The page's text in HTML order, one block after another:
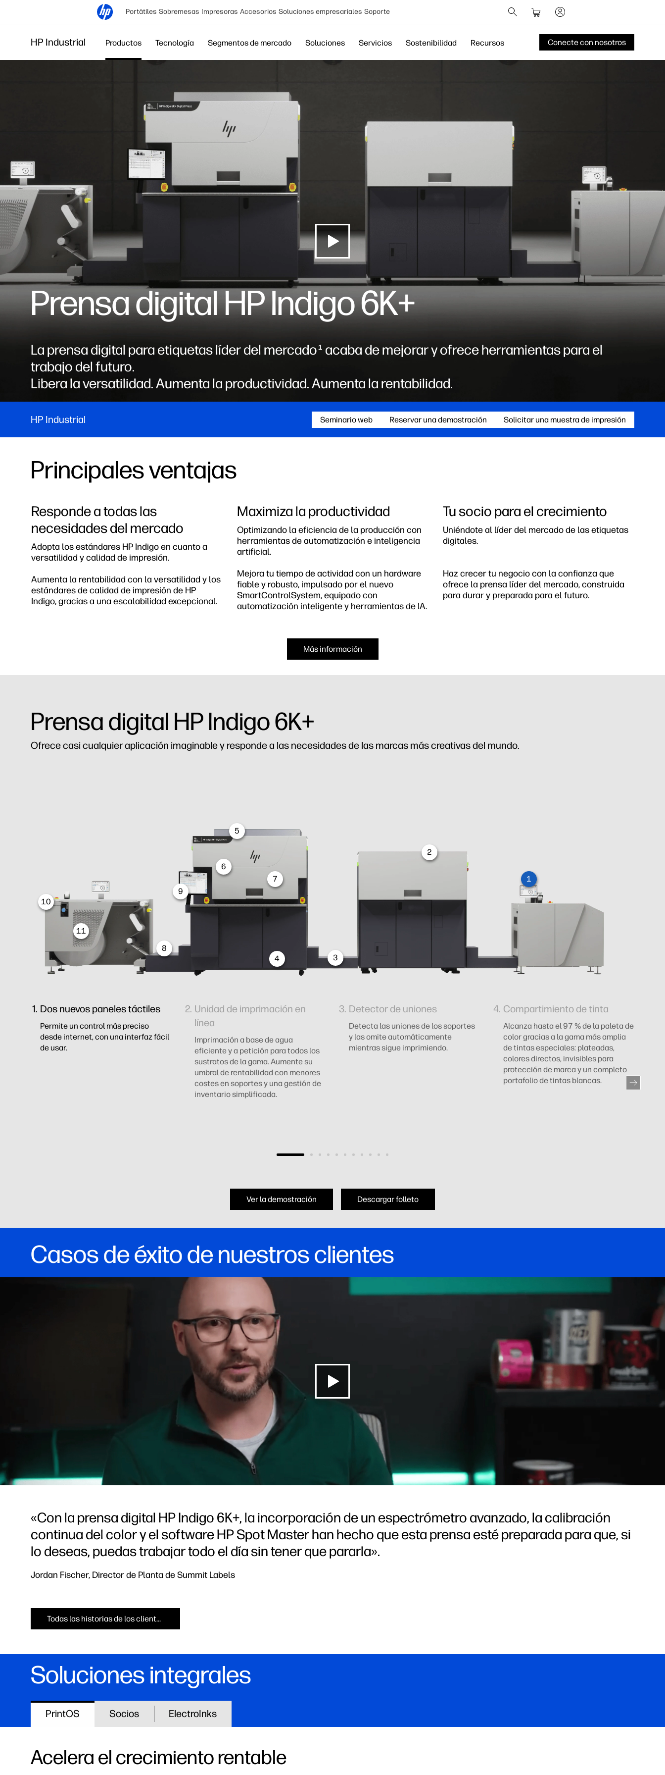
Portátiles Sobremesas Impresoras Accesorios Soluciones empresariales Soporte
HP Industrial Productos Tecnología Segmentos de mercado Soluciones Servicios Sostenibilidad Recursos Conecte con nosotros
Prensa digital HP Indigo 6K+
La prensa digital para etiquetas líder del mercado1 acaba de mejorar y ofrece herramientas para el
trabajo del futuro. ​
Libera la versatilidad. Aumenta la productividad. Aumenta la rentabilidad.
HP Industrial Seminario web Reservar una demostración Solicitar una muestra de impresión
Principales ventajas
Responde a todas las
necesidades del mercado
Adopta los estándares HP Indigo en cuanto a
versatilidad y calidad de impresión.
Aumenta la rentabilidad con la versatilidad y los
estándares de calidad de impresión de HP
Indigo, gracias a una escalabilidad excepcional.
Maximiza la productividad
Optimizando la eficiencia de la producción con
herramientas de automatización e inteligencia
artificial.
Mejora tu tiempo de actividad con un hardware
fiable y robusto, impulsado por el nuevo
SmartControlSystem, equipado con
automatización inteligente y herramientas de IA.
Tu socio para el crecimiento
Uniéndote al líder del mercado de las etiquetas
digitales.
Haz crecer tu negocio con la confianza que
ofrece la prensa líder del mercado, construida
para durar y preparada para el futuro.
Más información
Prensa digital HP Indigo 6K+
Ofrece casi cualquier aplicación imaginable y responde a las necesidades de las marcas más creativas del mundo.
1
2
3
4
5
6
7
8
9
10
11
Dos nuevos paneles táctiles
Permite un control más preciso
desde internet, con una interfaz fácil
de usar.
Unidad de imprimación en
línea
Imprimación a base de agua
eficiente y a petición para todos los
sustratos de la gama. Aumente su
umbral de rentabilidad con menores
costes en soportes y una gestión de
inventario simplificada.
Detector de uniones
Detecta las uniones de los soportes
y las omite automáticamente
mientras sigue imprimiendo.
Compartimiento de tinta
Alcanza hasta el 97 % de la paleta de
color gracias a la gama más amplia
de tintas especiales: plateadas,
colores directos, invisibles para
protección de marca y un completo
portafolio de tintas blancas.
Ver la demostración Descargar folleto
Casos de éxito de nuestros clientes
«Con la prensa digital HP Indigo 6K+, la incorporación de un espectrómetro avanzado, la calibración
continua del color y el software HP Spot Master han hecho que esta prensa esté preparada para que, si
lo deseas, puedas trabajar todo el día sin tener que pararla».
Jordan Fischer, Director de Planta de Summit Labels
Todas las historias de los clientes
Soluciones integrales
PrintOS Socios ElectroInks
Acelera el crecimiento rentable